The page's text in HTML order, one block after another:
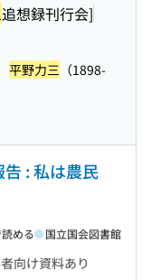
追想録刊行会]
平野力三 （1898-
: 私は農民
向け資料あり
める 国立国会図書館